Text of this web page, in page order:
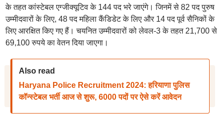
के तहत कांस्टेबल एग्जीक्यूटिव के 144 पद भरे जाएंगे। जिनमें से 82 पद पुरुष
उम्मीदवारों के लिए, 48 पद महिला कैंडिडेट के लिए और 14 पद पूर्व सैनिकों के
लिए आरक्षित किए गए हैं। चयनित उम्मीदवारों को लेवल-3 के तहत 21,700 से
69,100 रुपये का वेतन दिया जाएगा।
Also read
Haryana Police Recruitment 2024: हरियाणा पुलिस
कॉन्स्टेबल भर्ती आज से शुरू, 6000 पदों पर ऐसे करें आवेदन